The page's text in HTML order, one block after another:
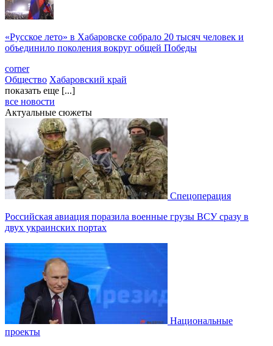
«Русское лето» в Хабаровске собрало 20 тысяч человек и
объединило поколения вокруг общей Победы
corner
Общество Хабаровский край
показать еще [...]
все новости
Актуальные сюжеты
Спецоперация
Российская авиация поразила военные грузы ВСУ сразу в
двух украинских портах
Национальные
проекты